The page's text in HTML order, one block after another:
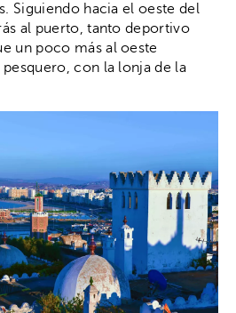
Siguiendo hacia el oeste del
al puerto, tanto deportivo
un poco más al oeste
con la lonja de la